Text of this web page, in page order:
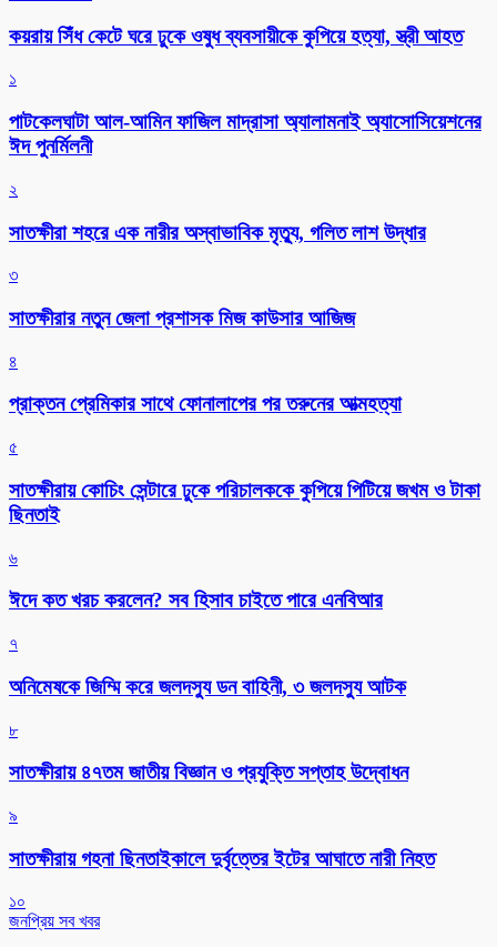
কয়রায় সিঁধ কেটে ঘরে ঢুকে ওষুধ ব্যবসায়ীকে কুপিয়ে হত্যা, স্ত্রী আহত
১
পাটকেলঘাটা আল-আমিন ফাজিল মাদ্রাসা অ্যালামনাই অ্যাসোসিয়েশনের
ঈদ পুনর্মিলনী
২
সাতক্ষীরা শহরে এক নারীর অস্বাভাবিক মৃত্যু, গলিত লাশ উদ্ধার
৩
সাতক্ষীরার নতুন জেলা প্রশাসক মিজ কাউসার আজিজ
৪
প্রাক্তন প্রেমিকার সাথে ফোনালাপের পর তরুনের আত্মহত্যা
৫
সাতক্ষীরায় কোচিং সেন্টারে ঢুকে পরিচালককে কুপিয়ে পিটিয়ে জখম ও টাকা
ছিনতাই
৬
ঈদে কত খরচ করলেন? সব হিসাব চাইতে পারে এনবিআর
৭
অনিমেষকে জিম্মি করে জলদস্যু ডন বাহিনী, ৩ জলদস্যু আটক
৮
সাতক্ষীরায় ৪৭তম জাতীয় বিজ্ঞান ও প্রযুক্তি সপ্তাহ উদ্বোধন
৯
সাতক্ষীরায় গহনা ছিনতাইকালে দুর্বৃত্তের ইটের আঘাতে নারী নিহত
১০
জনপ্রিয় সব খবর